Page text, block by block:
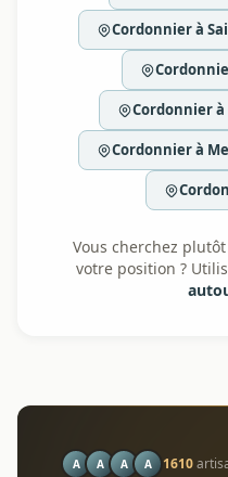
Cordonnier à
Cordonnier
Cordonnier à
Vous cherchez
votre position ?
A A A A 1610